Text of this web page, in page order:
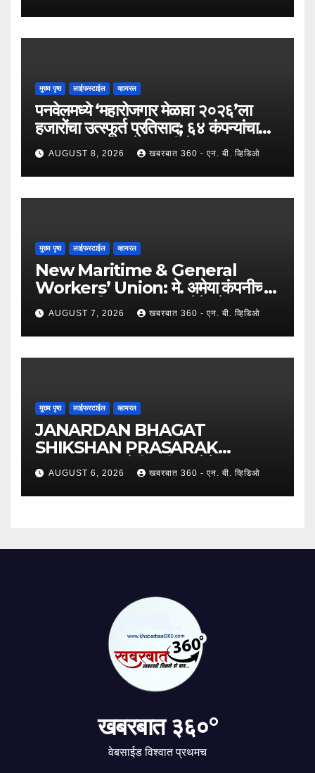
मुख्य पृष्ठ लाईफस्टाईल व्हायरल
पनवेलमध्ये ‘महारोजगार मेळावा २०२६’ला
हजारोंचा उत्स्फूर्त प्रतिसाद; ६४ कंपन्यांचा
सहभाग; २५०२ उमेदवारांनी घेतला लाभ !
AUGUST 8, 2026 खबरबात 360 - एन. बी. व्हिडिओ
मुख्य पृष्ठ लाईफस्टाईल व्हायरल
New Maritime & General
Workers’ Union: मे. अमेया कंपनीच्या
कामगारांना दिलासा; कामगार नेते महेंद्र घरत
यांच्या नेतृत्वात ७,२०० रुपयांची ऐतिहासिक
पगारवाढ !
AUGUST 7, 2026 खबरबात 360 - एन. बी. व्हिडिओ
मुख्य पृष्ठ लाईफस्टाईल व्हायरल
JANARDAN BHAGAT
SHIKSHAN PRASARAK
SANSTHA: जेबीएसपी संस्थेचे मुख्य
प्रशासकीय कार्यालय आणि अत्याधुनिक मूट
कोर्टचे थाटात लोकार्पण !
AUGUST 6, 2026 खबरबात 360 - एन. बी. व्हिडिओ
खबरबात ३६०°
वेबसाईड विश्वात प्रथमच